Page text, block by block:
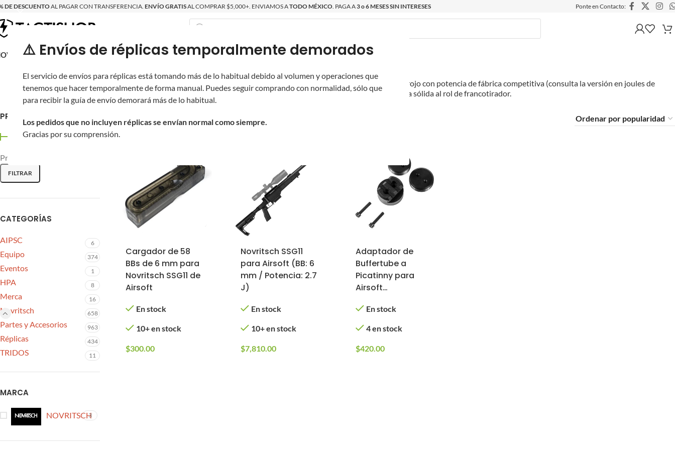
⚠️ Envíos de réplicas temporalmente demorados
El servicio de envíos para réplicas está tomando más de lo habitual debido al volumen y operaciones que
tenemos que hacer temporalmente de forma manual. Puedes seguir comprando con normalidad, sólo que
para recibir la guía de envío demorará más de lo habitual.
Los pedidos que no incluyen réplicas se envían normal como siempre.
Gracias por su comprensión.
DE DESCUENTOAL PAGAR CON TRANSFERENCIA. ENVÍO GRATISAL COMPRAR $5,000+. ENVIAMOS ATODO MÉXICO . PAGA A3 o 6 MESES SIN INTERESES Ponte en Contacto:
RÉPLICASPARTES Y ACCESORIOSEQUIPOPRODUCTOS NUEVOSPROMOCIONES
PRECIO
FILTRAR
Precio:
CATEGORÍAS
AIPSC 6
Equipo 374
Eventos 1
HPA 8
Merca 16
Novritsch 658
Partes y Accesorios 963
Réplicas 434
TRIDOS 11
MARCA
NOVRITSCH
3
La SSG11 de Novritsch: francotirador listo para jugar desde la caja.Réplica de cerrojo con potencia de fábrica competitiva (consulta la versión en joules de
cada modelo) y compatibilidad con el ecosistema de mejoras Novritsch. Una entrada sólida al rol de francotirador.
Inicio /Novritsch Rifles de Francotirador
Cargador de 58
BBs de 6 mm para
Novritsch SSG11 de
Airsoft
En stock
10+ en stock
$300.00
Novritsch SSG11
para Airsoft (BB: 6
mm / Potencia: 2.7
J)
En stock
10+ en stock
$7,810.00
Adaptador de
Buffertube a
Picatinny para
Airsoft
En stock
4 en stock
$420.00